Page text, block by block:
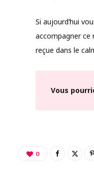
Si aujourd’hui
accompagner ce
reçue dans le
Vous
0